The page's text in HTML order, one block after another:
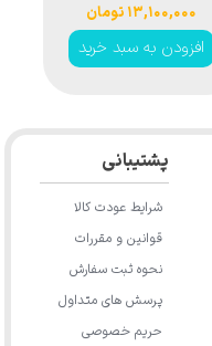
ExCut
۱۳,۱۰۰,۰۰۰ تومان
افزودن به سبد
پشتیبانی
شرایط عودت کالا
قوانین و مقررات
نحوه ثبت سفارش
پرسش های متداول
حریم خصوصی